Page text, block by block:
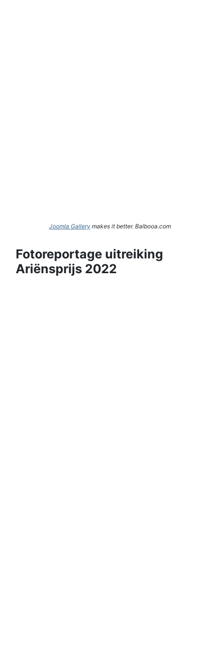
Joomla Gallery makes it better. Balbooa.com
Fotoreportage uitreiking
Ariënsprijs 2022